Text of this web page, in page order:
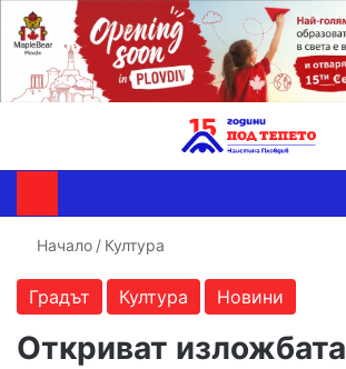
Начало / Култура
Градът Култура Новини
Откриват изложбата